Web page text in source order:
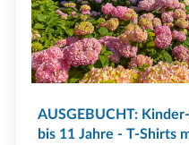
AUSGEBUCHT:
bis 11 Jahre - T-Shirts